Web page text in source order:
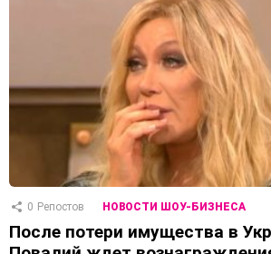
0 Репостов НОВОСТИ ШОУ-БИЗНЕСА
После потери имущества в